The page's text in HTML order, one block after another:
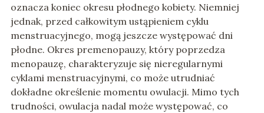
oznacza koniec okresu płodnego kobiety. Niemniej
jednak, przed całkowitym ustąpieniem cyklu
menstruacyjnego, mogą jeszcze występować dni
płodne. Okres premenopauzy, który poprzedza
menopauzę, charakteryzuje się nieregularnymi
cyklami menstruacyjnymi, co może utrudniać
dokładne określenie momentu owulacji. Mimo tych
trudności, owulacja nadal może występować, co